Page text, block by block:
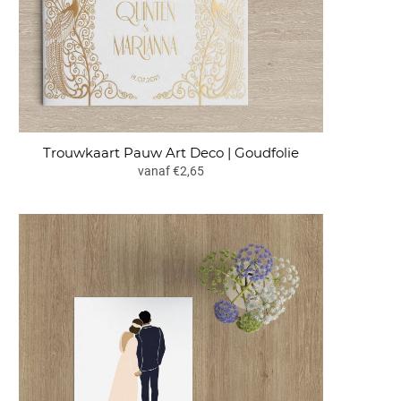
Trouwkaart Pauw Art Deco | Goudfolie
vanaf €2,65